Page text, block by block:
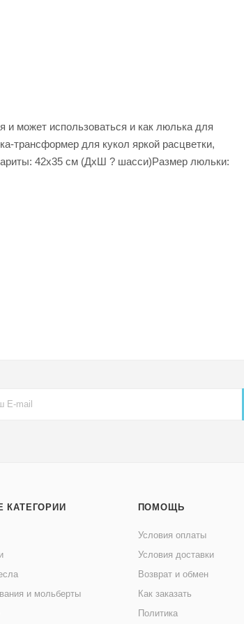
и может использоваться и как люлька для
трансформер для кукол яркой расцветки,
42х35 см (ДхШ ? шасси)Размер люльки:
КАТЕГОРИИ
и мольберты
ПОМОЩЬ
Условия оплаты
Условия доставки
Возврат и обмен
Как заказать
Политика